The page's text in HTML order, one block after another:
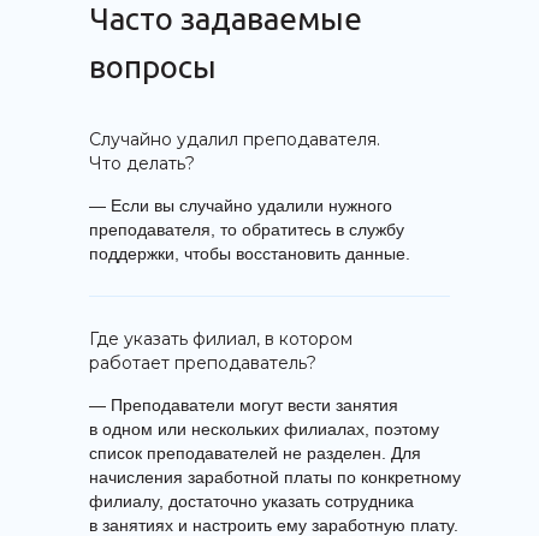
Случайно удалил преподавателя.
Что делать?
Где указать филиал, в котором
работает преподаватель?
Часто задаваемые
вопросы
— Если вы случайно удалили нужного
преподавателя, то обратитесь в службу
поддержки, чтобы восстановить данные.
— Преподаватели могут вести занятия
в одном или нескольких филиалах, поэтому
список преподавателей не разделен. Для
начисления заработной платы по конкретному
филиалу, достаточно указать сотрудника
в занятиях и настроить ему заработную плату.